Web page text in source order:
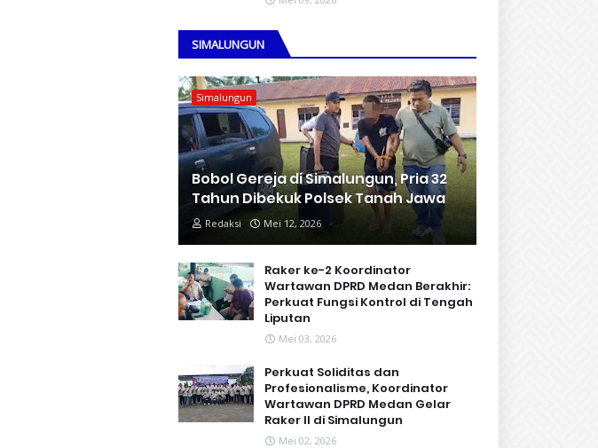
SIMALUNGUN
Simalungun
Bobol Gereja di Simalungun, Pria 32
Tahun Dibekuk Polsek Tanah Jawa
Redaksi Mei 12, 2026
Raker ke-2 Koordinator
Wartawan DPRD Medan Berakhir:
Perkuat Fungsi Kontrol di Tengah
Liputan
Mei 03, 2026
Perkuat Soliditas dan
Profesionalisme, Koordinator
Wartawan DPRD Medan Gelar
Raker II di Simalungun
Mei 02, 2026